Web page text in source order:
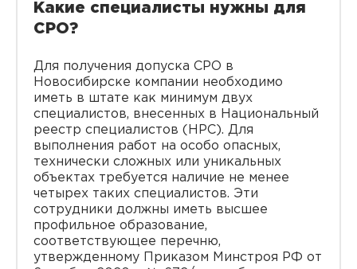
Какие специалисты нужны для
СРО?
Для получения допуска СРО в
Новосибирске компании необходимо
иметь в штате как минимум двух
специалистов, внесенных в Национальный
реестр специалистов (НРС). Для
выполнения работ на особо опасных,
технически сложных или уникальных
объектах требуется наличие не менее
четырех таких специалистов. Эти
сотрудники должны иметь высшее
профильное образование,
соответствующее перечню,
утвержденному Приказом Минстроя РФ от